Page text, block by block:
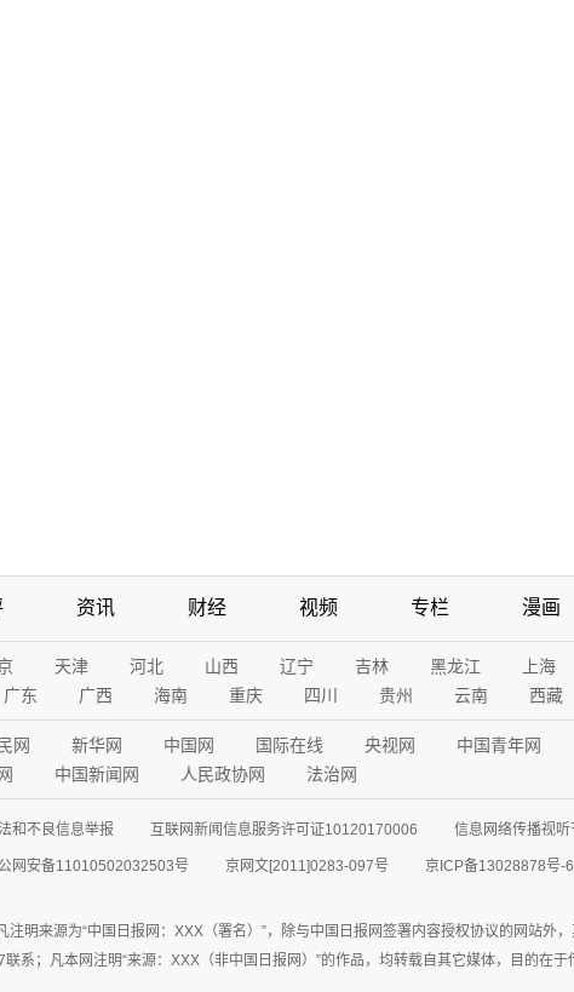
资讯 财经 视频 专栏 漫画
天津 河北 山西 辽宁 吉林 黑龙江 上海
广东 广西 海南 重庆 四川 贵州 云南 西藏
网 新华网 中国网 国际在线 央视网 中国青年网
中国新闻网 人民政协网 法治网
和不良信息举报 互联网新闻信息服务许可证10120170006 信息网络传播视
网安备11010502032503号 京网文[2011]0283-097号 京ICP备13028878号-6
注明来源为“中国日报网：XXX（署名）”，除与中国日报网签署内容授权协议的网站外
系；凡本网注明“来源：XXX（非中国日报网）”的作品，均转载自其它媒体，目的在